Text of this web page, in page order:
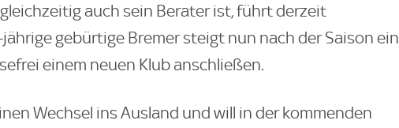
auch sein Berater ist, führt derzeit
gebürtige Bremer steigt nun nach der Saison ein
einem neuen Klub anschließen.
Wechsel ins Ausland und will in der kommenden